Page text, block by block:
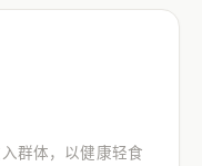
群体，以健康轻食